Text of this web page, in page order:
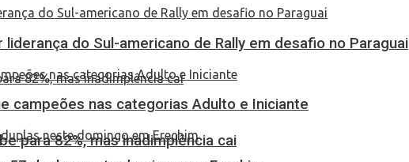
para 82%, mas inadimplência cai
do Sul-americano de Rally em desafio no Paraguai
campeões nas categorias Adulto e Iniciante